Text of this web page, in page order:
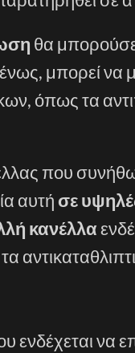
θα
μπορεί να
όπως τα
που
αυτή σε
κανέλλα
ενδέχεται να